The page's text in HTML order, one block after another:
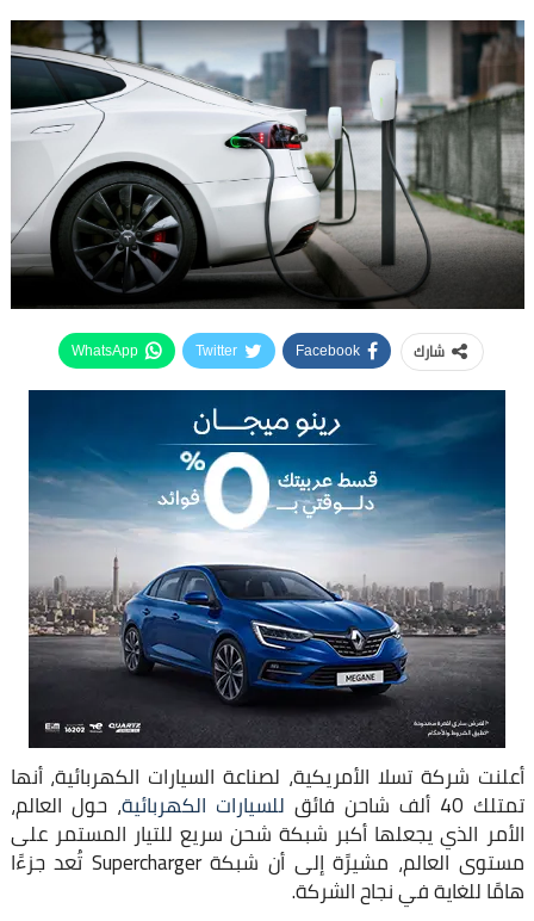
شارك Facebook
Twitter
WhatsApp
أعلنت شركة تسلا الأمريكية، لصناعة السيارات الكهربائية، أنها
تمتلك 40 ألف شاحن فائق للسيارات الكهربائية، حول العالم،
الأمر الذي يجعلها أكبر شبكة شحن سريع للتيار المستمر على
مستوى العالم، مشيرًة إلى أن شبكة Supercharger تُعد جزءًا
هامًا للغاية في نجاح الشركة.